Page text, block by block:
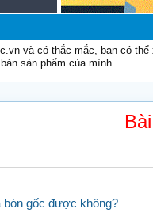
và có thắc mắc, bạn có
sản phẩm của mình.
bón gốc được không?